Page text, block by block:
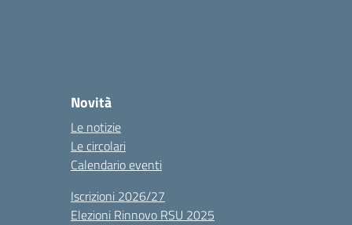
Novità
Le notizie
Le circolari
Calendario eventi
Iscrizioni 2026/27
Elezioni Rinnovo RSU 2025